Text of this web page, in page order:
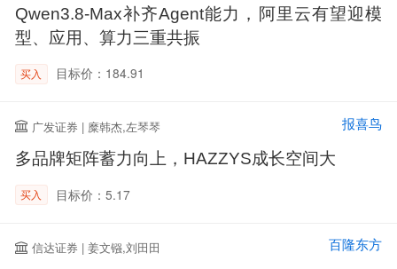
Qwen3.8-Max补齐Agent能力，阿里云有望迎模
型、应用、算力三重共振
买入 目标价：184.91
广发证券 | 糜韩杰,左琴琴 报喜鸟
多品牌矩阵蓄力向上，HAZZYS成长空间大
买入 目标价：5.17
信达证券 | 姜文镪,刘田田 百隆东方